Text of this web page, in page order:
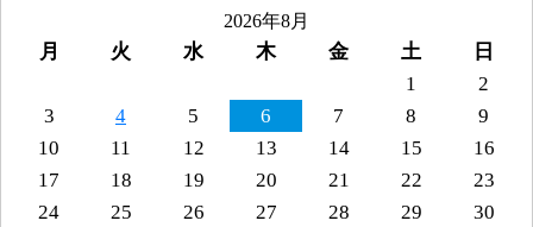
2026年8月
月 火 水 木 金 土
日
1
2
3
4 5 6 7 8
9
10
11 12 13 14 15
16
17
18 19 20 21 22
23
24
25 26 27 28 29 30